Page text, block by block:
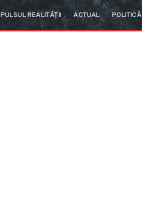
PULSUL REALITĂȚII ACTUAL POLITICĂ